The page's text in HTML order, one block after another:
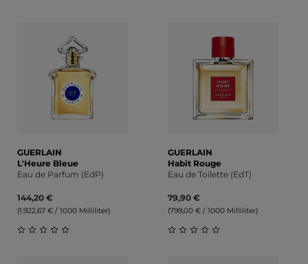
GUERLAIN
L'Heure Bleue
Eau de Parfum (EdP)
144,20 €
(1.922,67 € / 1000 Milliliter)
GUERLAIN
Habit Rouge
Eau de Toilette (EdT)
79,90 €
(799,00 € / 1000 Milliliter)